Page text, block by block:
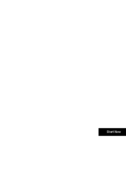
Start Now